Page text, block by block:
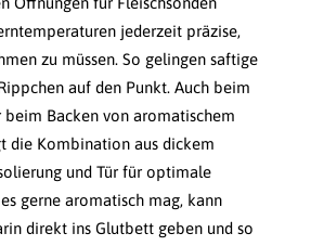
jederzeit präzise,
zu müssen. So gelingen saftige
auf den Punkt. Auch beim
beim Backen von aromatischem
die Kombination aus dickem
und Tür für optimale
gerne aromatisch mag, kann
direkt ins Glutbett geben und so